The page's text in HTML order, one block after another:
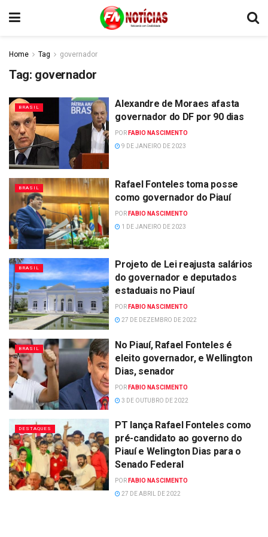
Home Tag governador
Tag: governador
BRASIL
Alexandre de Moraes afasta
governador do DF por 90 dias
POR FABIO NASCIMENTO
9 DE JANEIRO DE 2023
BRASIL
Rafael Fonteles toma posse
como governador do Piauí
POR FABIO NASCIMENTO
1 DE JANEIRO DE 2023
BRASIL
Projeto de Lei reajusta salários
do governador e deputados
estaduais no Piauí
POR FABIO NASCIMENTO
27 DE DEZEMBRO DE 2022
BRASIL
No Piauí, Rafael Fonteles é
eleito governador, e Wellington
Dias, senador
POR FABIO NASCIMENTO
3 DE OUTUBRO DE 2022
DESTAQUES
PT lança Rafael Fonteles como
pré-candidato ao governo do
Piauí e Welington Dias para o
Senado Federal
POR FABIO NASCIMENTO
27 DE ABRIL DE 2022